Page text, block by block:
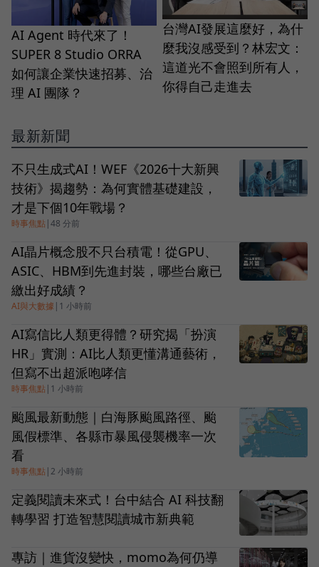
AI Agent 時代來了！
SUPER 8 Studio ORRA
如何讓企業快速招募、治
理 AI 團隊？
台灣AI發展這麼好，為什
麼我沒感受到？林宏文：
這道光不會照到所有人，
你得自己走進去
最新新聞
不只生成式AI！WEF《2026十大新興
技術》揭趨勢：為何實體基礎建設，
才是下個10年戰場？
時事焦點 |48 分前
AI晶片概念股不只台積電！從GPU、
ASIC、HBM到先進封裝，哪些台廠已
繳出好成績？
AI與大數據 | 1 小時前
AI寫信比人類更得體？研究揭「扮演
HR」實測：AI比人類更懂溝通藝術，
但寫不出超派咆哮信
時事焦點 | 1 小時前
颱風最新動態｜白海豚颱風路徑、颱
風假標準、各縣市暴風侵襲機率一次
看
時事焦點 |2 小時前
定義閱讀未來式！台中結合 AI 科技翻
轉學習 打造智慧閱讀城市新典範
專訪｜進貨沒變快，momo為何仍導